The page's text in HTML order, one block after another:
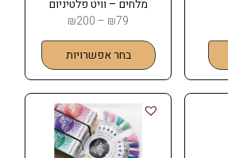
מלחים – וויט פלטיניום
White Platinium
₪79
–
₪200
בחר אפשרויות